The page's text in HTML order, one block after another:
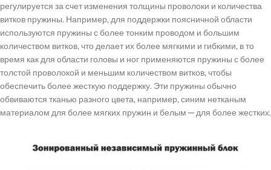
регулируется за счет изменения толщины проволоки и количества
витков пружины. Например, для поддержки поясничной области
используются пружины с более тонким проводом и большим
количеством витков, что делает их более мягкими и гибкими, в то
время как для области головы и ног применяются пружины с более
толстой проволокой и меньшим количеством витков, чтобы
обеспечить более жесткую поддержку. Эти пружины обычно
обвиваются тканью разного цвета, например, синим нетканым
материалом для более мягких пружин и белым — для более жестких.